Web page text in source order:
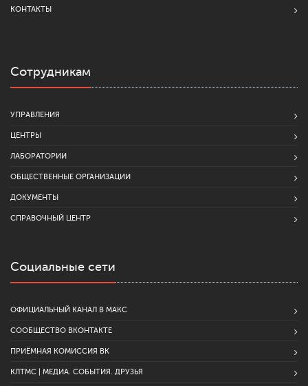
КОНТАКТЫ
Сотрудникам
УПРАВЛЕНИЯ
ЦЕНТРЫ
ЛАБОРАТОРИИ
ОБЩЕСТВЕННЫЕ ОРГАНИЗАЦИИ
ДОКУМЕНТЫ
СПРАВОЧНЫЙ ЦЕНТР
Социальные сети
ОФИЦИАЛЬНЫЙ КАНАЛ В МАКС
СООБЩЕСТВО ВКОНТАКТЕ
ПРИЁМНАЯ КОМИССИЯ ВК
КЛТМС | МЕДИА. СОБЫТИЯ. ДРУЗЬЯ